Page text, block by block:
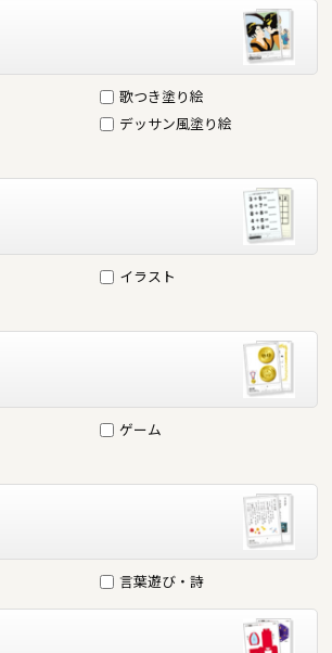
歌つき塗り絵
デッサン風塗り絵
イラスト
ゲーム
言葉遊び・詩